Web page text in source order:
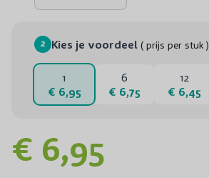
2 Kies je voordeel ( prijs per stuk )
12
€ 6,45
6
€ 6,75
1
€ 6,95
€ 6,95